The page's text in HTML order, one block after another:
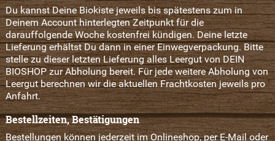
Du kannst Deine Biokiste jeweils bis spätestens zum in
Deinem Account hinterlegten Zeitpunkt für die
darauffolgende Woche kostenfrei kündigen. Deine letzte
Lieferung erhältst Du dann in einer Einwegverpackung. Bitte
stelle zu dieser letzten Lieferung alles Leergut von DEIN
BIOSHOP zur Abholung bereit. Für jede weitere Abholung von
Leergut berechnen wir die aktuellen Frachtkosten jeweils pro
Anfahrt.
Bestellzeiten, Bestätigungen
Bestellungen können jederzeit im Onlineshop, per E-Mail oder